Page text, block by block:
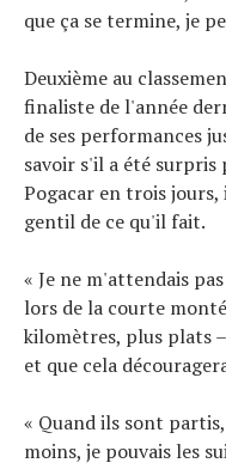
que ça se termine, je
Deuxième au
finaliste de l'année
de ses performances
savoir s'il a été
Pogacar en trois jours,
gentil de ce qu'il fait.
« Je ne m'attendais
lors de la courte
kilomètres, plus plats
et que cela
« Quand ils sont
moins, je pouvais les